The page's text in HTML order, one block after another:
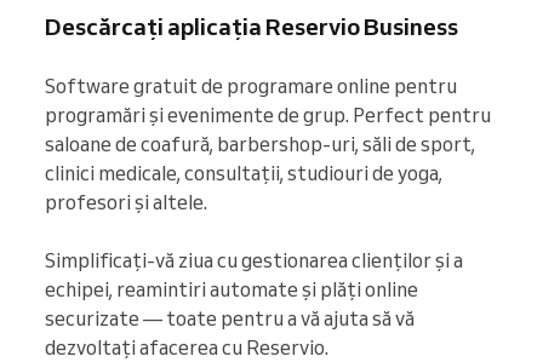
Descărcați aplicația Reservio Business
Software gratuit de programare online pentru
programări și evenimente de grup. Perfect pentru
saloane de coafură, barbershop-uri, săli de sport,
clinici medicale, consultații, studiouri de yoga,
profesori și altele.
Simplificați-vă ziua cu gestionarea clienților și a
echipei, reamintiri automate și plăți online
securizate — toate pentru a vă ajuta să vă
dezvoltați afacerea cu Reservio.